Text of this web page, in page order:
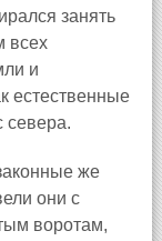
занять
всех
и
естественные
севера.
же
они с
воротам,